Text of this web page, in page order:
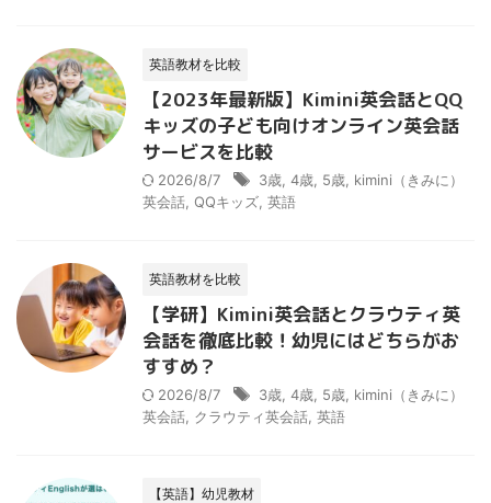
英語教材を比較
【2023年最新版】Kimini英会話とQQ
キッズの子ども向けオンライン英会話
サービスを比較
2026/8/7 3歳 4歳 5歳 kimini（きみに）
英会話 QQキッズ 英語
英語教材を比較
【学研】Kimini英会話とクラウティ英
会話を徹底比較！幼児にはどちらがお
すすめ？
2026/8/7 3歳 4歳 5歳 kimini（きみに）
英会話 クラウティ英会話 英語
【英語】幼児教材